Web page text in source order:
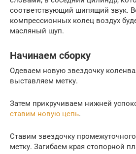
соответствующий шипящий звук.
компрессионных колец воздух
масляный щуп.
Начинаем сборку
Одеваем новую звездочку
выставляем метку.
Затем прикручиваем нижней
ставим новую цепь.
Ставим звездочку
метку. Загибаем края стопорной